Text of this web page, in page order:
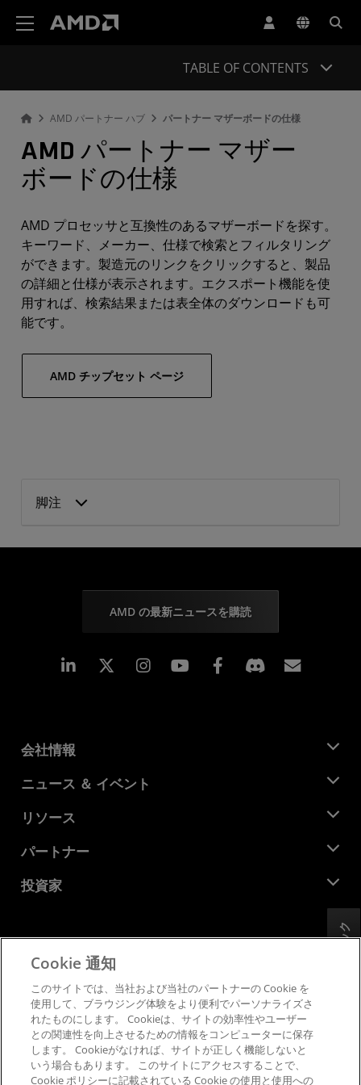
TABLE OF CONTENTS
AMD パートナー ハブ パートナー マザーボードの仕様
AMD パートナー マザー
ボードの仕様
AMD プロセッサと互換性のあるマザーボードを探す。
キーワード、メーカー、仕様で検索とフィルタリング
ができます。製造元のリンクをクリックすると、製品
の詳細と仕様が表示されます。エクスポート機能を使
用すれば、検索結果または表全体のダウンロードも可
能です。
AMD チップセット ページ
脚注
フィードバック
AMD の最新ニュースを購読
Linkedin Instagram Facebook
会社情報
AMD について
企業責任
キャリア
お問い合わせ
ニュース ＆ イベント
ニュースルーム
メディア ライブラリ
リソース
デベロッパー セントラル
ケース スタディ
パートナー
AMD パートナー ハブ
投資家
財務情報
取締役会
SEC 提出書類
プライバシー
商標
サプライ チェーンの透明性
公正でオープンな競争
英国税務戦略
Cookie ポリシー
Cookie 通知
このサイトでは、当社および当社のパートナーの Cookie を
使用して、ブラウジング体験をより便利でパーソナライズさ
れたものにします。 Cookieは、サイトの効率性やユーザー
との関連性を向上させるための情報をコンピューターに保存
します。 Cookieがなければ、サイトが正しく機能しないと
いう場合もあります。 このサイトにアクセスすることで、
Cookie ポリシーに記載されている Cookie の使用と使用への